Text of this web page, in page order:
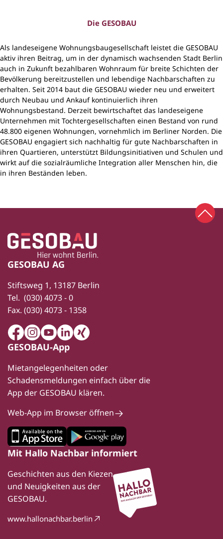
Die GESOBAU
Als landeseigene Wohnungsbaugesellschaft leistet die GESOBAU
aktiv ihren Beitrag, um in der dynamisch wachsenden Stadt Berlin
auch in Zukunft bezahlbaren Wohnraum für breite Schichten der
Bevölkerung bereitzustellen und lebendige Nachbarschaften zu
erhalten. Seit 2014 baut die GESOBAU wieder neu und erweitert
durch Neubau und Ankauf kontinuierlich ihren
Wohnungsbestand. Derzeit bewirtschaftet das landeseigene
Unternehmen mit Tochtergesellschaften einen Bestand von rund
48.800 eigenen Wohnungen, vornehmlich im Berliner Norden. Die
GESOBAU engagiert sich nachhaltig für gute Nachbarschaften in
ihren Quartieren, unterstützt Bildungsinitiativen und Schulen und
wirkt auf die sozialräumliche Integration aller Menschen hin, die
in ihren Beständen leben.
Fußbereich
Zur Startseite
GESOBAU AG
Stiftsweg 1, 13187 Berlin
Tel. (030) 4073 - 0
Fax. (030) 4073 - 1358
FacebookInstagram
YoutubeLinkedIn
Xing
GESOBAU-App
Mietangelegenheiten oder
Schadensmeldungen einfach über die
App der GESOBAU klären.
Web-App im Browser öffnen
Mit Hallo Nachbar informiert
Geschichten aus den Kiezen
und Neuigkeiten aus der
GESOBAU.
www.hallonachbar.berlin